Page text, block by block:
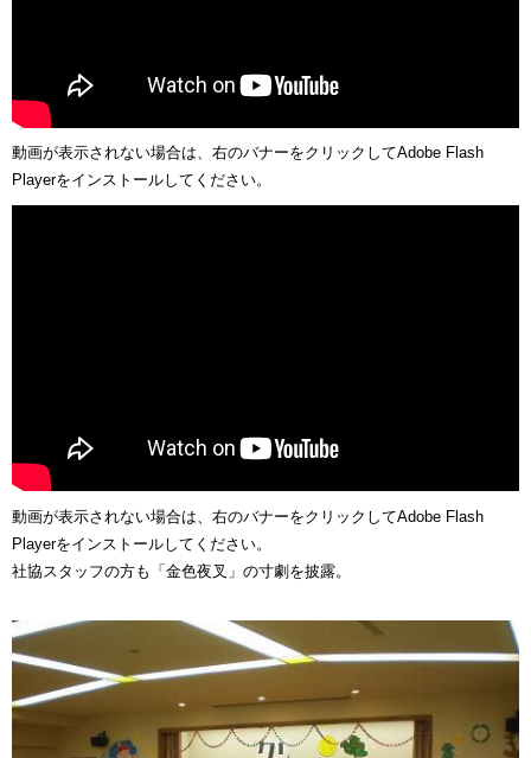
動画が表示されない場合は、右のバナーをクリックしてAdobe Flash
Playerをインストールしてください。
動画が表示されない場合は、右のバナーをクリックしてAdobe Flash
Playerをインストールしてください。
社協スタッフの方も「金色夜叉」の寸劇を披露。